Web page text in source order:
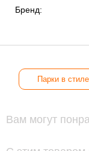
Бренд:
Парки в
Вам могут